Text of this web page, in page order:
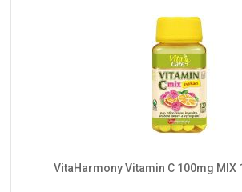
VitaHarmony Vitamin C 100mg MIX